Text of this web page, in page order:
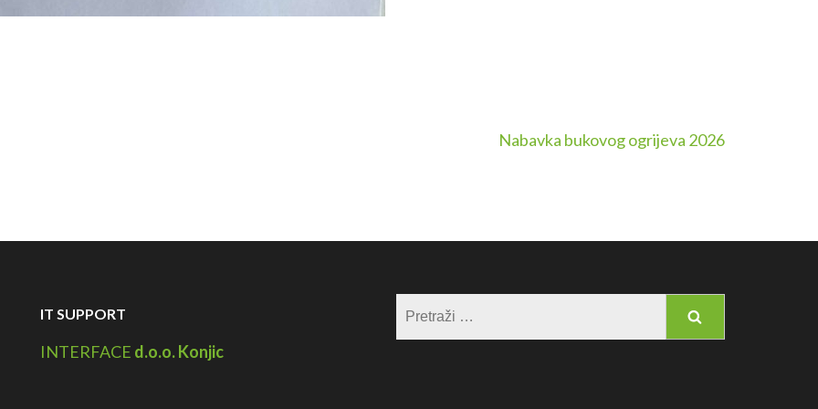
Nabavka bukovog ogrijeva 2026
IT SUPPORT
INTERFACE d.o.o. Konjic
Pretraga: